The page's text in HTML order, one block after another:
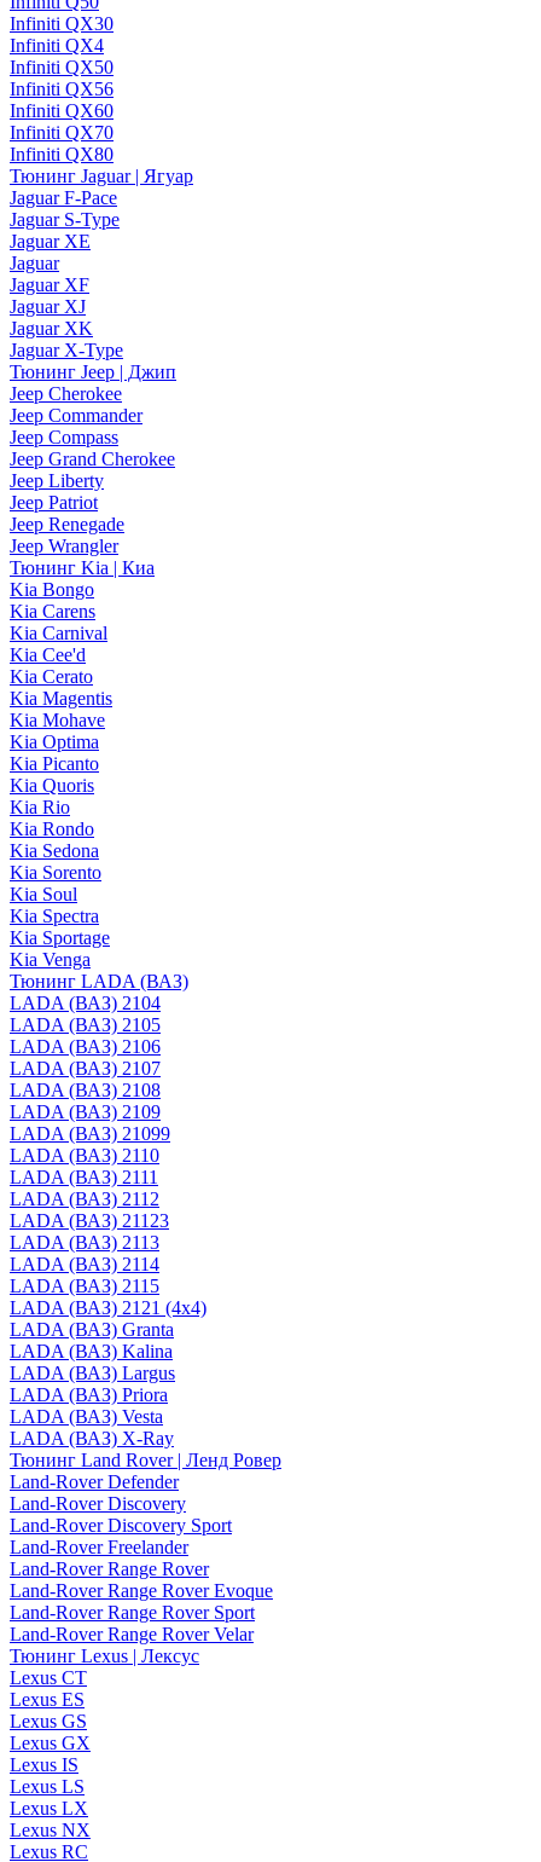
Infiniti QX30
Infiniti QX4
Infiniti QX50
Infiniti QX56
Infiniti QX60
Infiniti QX70
Infiniti QX80
Тюнинг Jaguar | Ягуар
Jaguar F-Pace
Jaguar S-Type
Jaguar XE
Jaguar
Jaguar XF
Jaguar XJ
Jaguar XK
Jaguar X-Type
Тюнинг Jeep | Джип
Jeep Cherokee
Jeep Commander
Jeep Compass
Jeep Grand Cherokee
Jeep Liberty
Jeep Patriot
Jeep Renegade
Jeep Wrangler
Тюнинг Kia | Киа
Kia Bongo
Kia Carens
Kia Carnival
Kia Cee'd
Kia Cerato
Kia Magentis
Kia Mohave
Kia Optima
Kia Picanto
Kia Quoris
Kia Rio
Kia Rondo
Kia Sedona
Kia Sorento
Kia Soul
Kia Spectra
Kia Sportage
Kia Venga
Тюнинг LADA (ВАЗ)
LADA (ВАЗ) 2104
LADA (ВАЗ) 2105
LADA (ВАЗ) 2106
LADA (ВАЗ) 2107
LADA (ВАЗ) 2108
LADA (ВАЗ) 2109
LADA (ВАЗ) 21099
LADA (ВАЗ) 2110
LADA (ВАЗ) 2111
LADA (ВАЗ) 2112
LADA (ВАЗ) 21123
LADA (ВАЗ) 2113
LADA (ВАЗ) 2114
LADA (ВАЗ) 2115
LADA (ВАЗ) 2121 (4x4)
LADA (ВАЗ) Granta
LADA (ВАЗ) Kalina
LADA (ВАЗ) Largus
LADA (ВАЗ) Priora
LADA (ВАЗ) Vesta
LADA (ВАЗ) X-Ray
Тюнинг Land Rover | Ленд Ровер
Land-Rover Defender
Land-Rover Discovery
Land-Rover Discovery Sport
Land-Rover Freelander
Land-Rover Range Rover
Land-Rover Range Rover Evoque
Land-Rover Range Rover Sport
Land-Rover Range Rover Velar
Тюнинг Lexus | Лексус
Lexus CT
Lexus ES
Lexus GS
Lexus GX
Lexus IS
Lexus LS
Lexus LX
Lexus NX
Lexus RC